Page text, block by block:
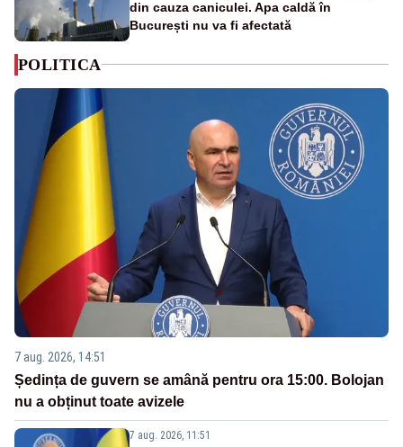
din cauza caniculei. Apa caldă în
București nu va fi afectată
POLITICA
7 aug. 2026, 14:51
Ședința de guvern se amână pentru ora 15:00. Bolojan
nu a obținut toate avizele
7 aug. 2026, 11:51